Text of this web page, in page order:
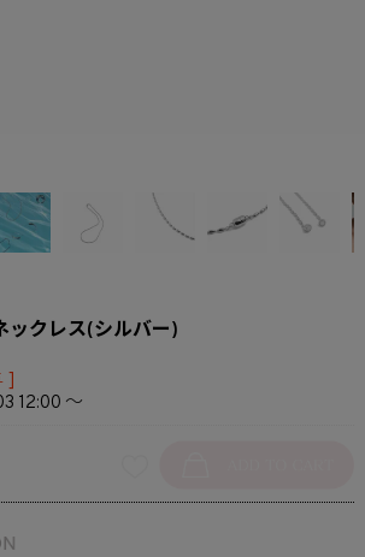
ックレス(シルバー)
]
12:00 〜